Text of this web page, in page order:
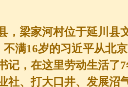
，梁家河村位于延川县
不满16岁的习近平从北
记，在这里劳动生活了
社、打大口井、发展沼